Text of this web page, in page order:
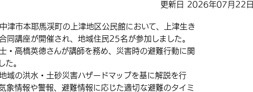
更新日 2026年07月22日
市本耶馬渓町の上津地区公民館において、上津生き
同講座が開催され、地域住民25名が参加しました。
・高橋英徳さんが講師を務め、災害時の避難行動に関
た。
域の洪水・土砂災害ハザードマップを基に解説を行
象情報や警報、避難情報に応じた適切な避難のタイミ